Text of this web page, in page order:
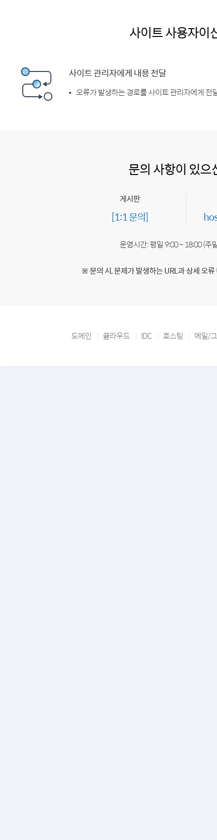
사이트 사용자이
사이트 관리자에게 내용 전달
오류가 발생하는 경로를 사이트 관리자에게 전
문의 사항이 있으
게시판
[1:1 문의]
운영시간: 평일 9:00 ~ 18:00 (주
※ 문의 시, 문제가 발생하는 URL과 상세 오
도메인 클라우드 IDC 호스팅 메일/